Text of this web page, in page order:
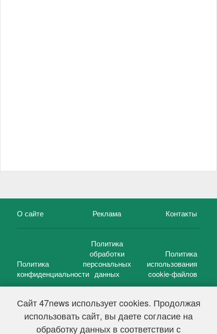
Сайт 47news использует cookies. Продолжая
использовать сайт, вы даете согласие на
обработку данных в соответствии с
О сайте Реклама Контакты
Политика
конфиденциальности
Политика
обработки
персональных
данных
Политика
использования
cookie-файлов
47 новостей (47 news)2005 — 2026 г.
Свидетельство о регистрации СМИ Эл № ФС 77-39848, выдано